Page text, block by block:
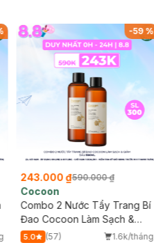
-59%
243.000 ₫590.000 ₫
Cocoon
Combo 2 Nước Tẩy Trang Bí
Đao Cocoon Làm Sạch &
Giảm Dầu 500ml
5.0 (57)
1.6k/tháng